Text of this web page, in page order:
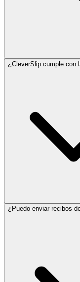
¿CleverSlip cumple con
¿Puedo enviar recibos